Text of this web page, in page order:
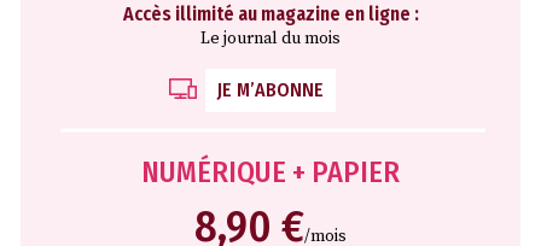
Accès illimité au magazine en ligne :
Le journal du mois
JE M’ABONNE
NUMÉRIQUE + PAPIER
8,90 €/mois